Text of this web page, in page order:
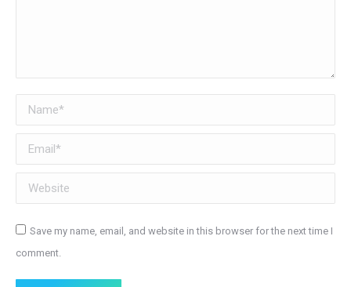
Name *
Email *
Website
Save my name, email, and website in this browser for the next time I
comment.